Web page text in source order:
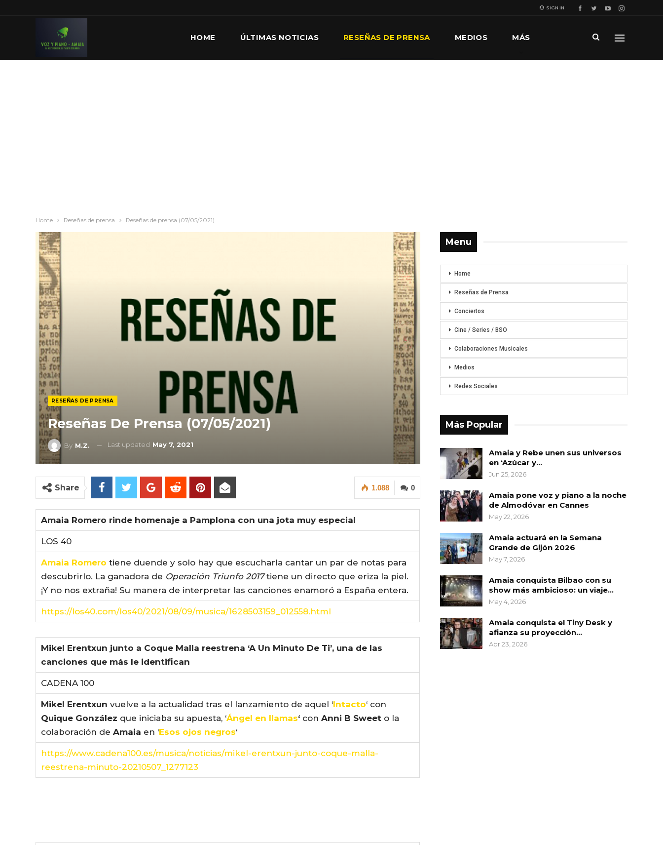
SIGN IN
HOME ÚLTIMAS NOTICIAS RESEÑAS DE PRENSA MEDIOS MÁS
Home Reseñas de prensa Reseñas de prensa (07/05/2021)
RESEÑAS DE PRENSA
Reseñas De Prensa (07/05/2021)
By M.Z. Last updated May 7, 2021
0
1.088
Share
Amaia Romero rinde homenaje a Pamplona con una jota muy especial
LOS 40
Amaia Romero tiene duende y solo hay que escucharla cantar un par de notas para
descubrirlo. La ganadora de Operación Triunfo 2017tiene un directo que eriza la piel.
¡Y no nos extraña! Su manera de interpretar las canciones enamoró a España entera.
https://los40.com/los40/2021/08/09/musica/1628503159_012558.html
Mikel Erentxun junto a Coque Malla reestrena ‘A Un Minuto De Ti’, una de las
canciones que más le identifican
CADENA 100
Mikel Erentxun vuelve a la actualidad tras el lanzamiento de aquel ‘Intacto‘ con
Quique González que iniciaba su apuesta, ‘Ángel en llamas‘ con Anni B Sweet o la
colaboración de Amaia en ‘Esos ojos negros‘
https://www.cadena100.es/musica/noticias/mikel-erentxun-junto-coque-malla-
reestrena-minuto-20210507_1277123
Menu
Home
Reseñas de Prensa
Conciertos
Cine / Series / BSO
Colaboraciones Musicales
Medios
Redes Sociales
Más Popular
Amaia y Rebe unen sus universos
en ‘Azúcar y…
Jun 25, 2026
Amaia pone voz y piano a la noche
de Almodóvar en Cannes
May 22, 2026
Amaia actuará en la Semana
Grande de Gijón 2026
May 7, 2026
Amaia conquista Bilbao con su
show más ambicioso: un viaje…
May 4, 2026
Amaia conquista el Tiny Desk y
afianza su proyección…
Abr 23, 2026